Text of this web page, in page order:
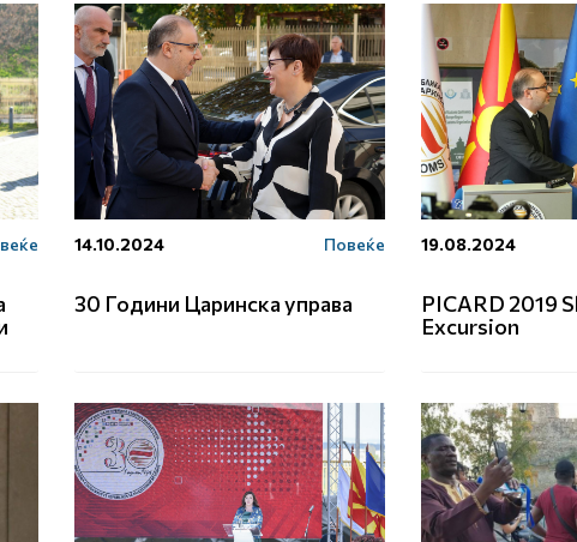
14.10.2024 Повеќе
ЦАРИНСКАТА
19.08.2024
30 Години Царинска управа
PICARD 2019
Excursion